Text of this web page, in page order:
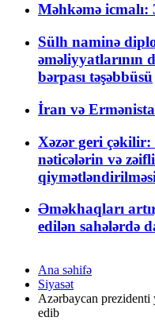
Məhkəmə icmalı:
Sülh naminə
əməliyyatlarının
bərpası təşəbbüsü
İran və
Xəzər geri
nəticələrin və
qiymətləndirilməsi
Əməkhaqları
edilən sahələrdə
Ana səhifə
Siyasət
Azərbaycan
edib